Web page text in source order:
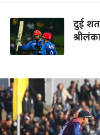
दुई